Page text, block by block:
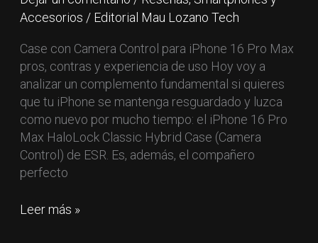
Accesorios / Editorial Mau Lozano Tech
Case con Camera Control para iPhone 16 Pro Max
pros, contras y experiencia de uso Hoy voy a
analizar un complemento fundamental si quieres
que tu iPhone se mantenga resguardado y luzca
como nuevo por mucho tiempo: el iPhone 16 Pro
Max HaloLock Classic Hybrid Case (Camera
Control) de ESR. Es, además, el compañero
perfecto
Leer más »